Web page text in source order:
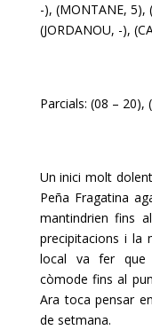
-), (MONTANE, 5),
(JORDANOU, -),
Parcials: (08 – 20),
Un inici molt
Peña Fragatina
mantindrien fins
precipitacions i la
local va fer que
còmode fins al
Ara toca pensar
de setmana.